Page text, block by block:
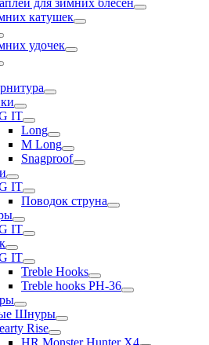
для зимних блесен
катушек
удочек
IT
Long
M Long
Snagproof
IT
Поводок струна
IT
IT
Treble Hooks
Treble hooks PH-36
Шнуры
Rise